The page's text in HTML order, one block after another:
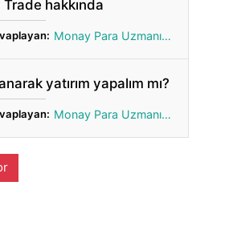
Trade hakkında
Monay Para Uzmanı Gönül
yatırım yapalım mı?
Monay Para Uzmanı Gönül